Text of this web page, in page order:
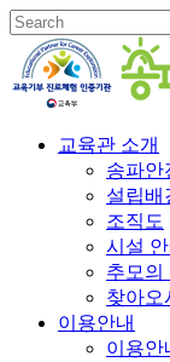
교육관 소개
송파안
설립배
조직도
시설 안
추모의
찾아오
이용안내
이용안